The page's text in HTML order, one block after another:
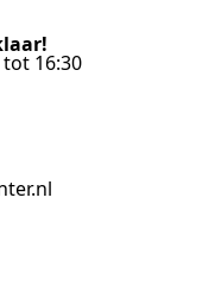
brede
van
,
16:30